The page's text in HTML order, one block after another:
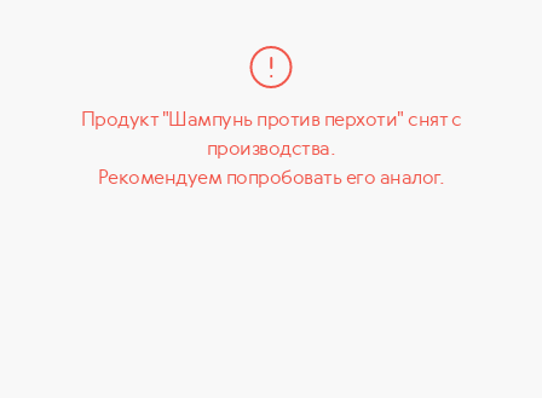
Продукт "Шампунь против перхоти" снят с
производства.
Рекомендуем попробовать его аналог.